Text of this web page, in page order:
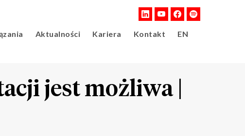
Aktualności Kariera Kontakt EN
jest możliwa |